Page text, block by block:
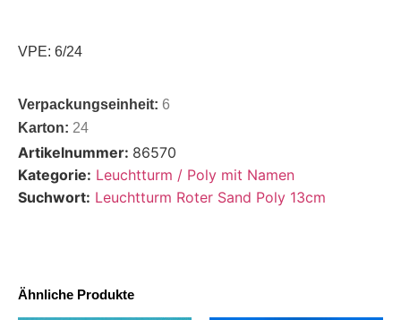
VPE: 6/24
Verpackungseinheit: 6
Karton: 24
Artikelnummer: 86570
Kategorie: Leuchtturm / Poly mit Namen
Suchwort: Leuchtturm Roter Sand Poly 13cm
Ähnliche Produkte